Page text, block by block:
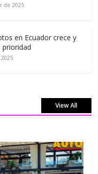
de 2025
en Ecuador crece y
prioridad
View All